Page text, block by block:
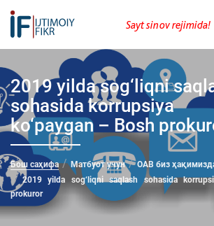
Sayt sinov rejimida!
2019 yilda sog‘liqni
sohasida korrupsiya
ko‘paygan – Bosh
Бош саҳифа Матбуот учун
ОАВ биз
2019 yilda sog‘liqni saqlash sohasida
prokuror